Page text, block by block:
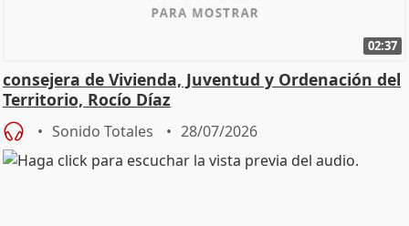
02:37
consejera de Vivienda, Juventud y Ordenación del
Territorio, Rocío Díaz
Sonido Totales 28/07/2026